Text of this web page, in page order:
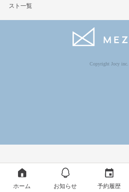
スト一覧
Copyright Jocy inc.
ホーム お知らせ 予約履歴